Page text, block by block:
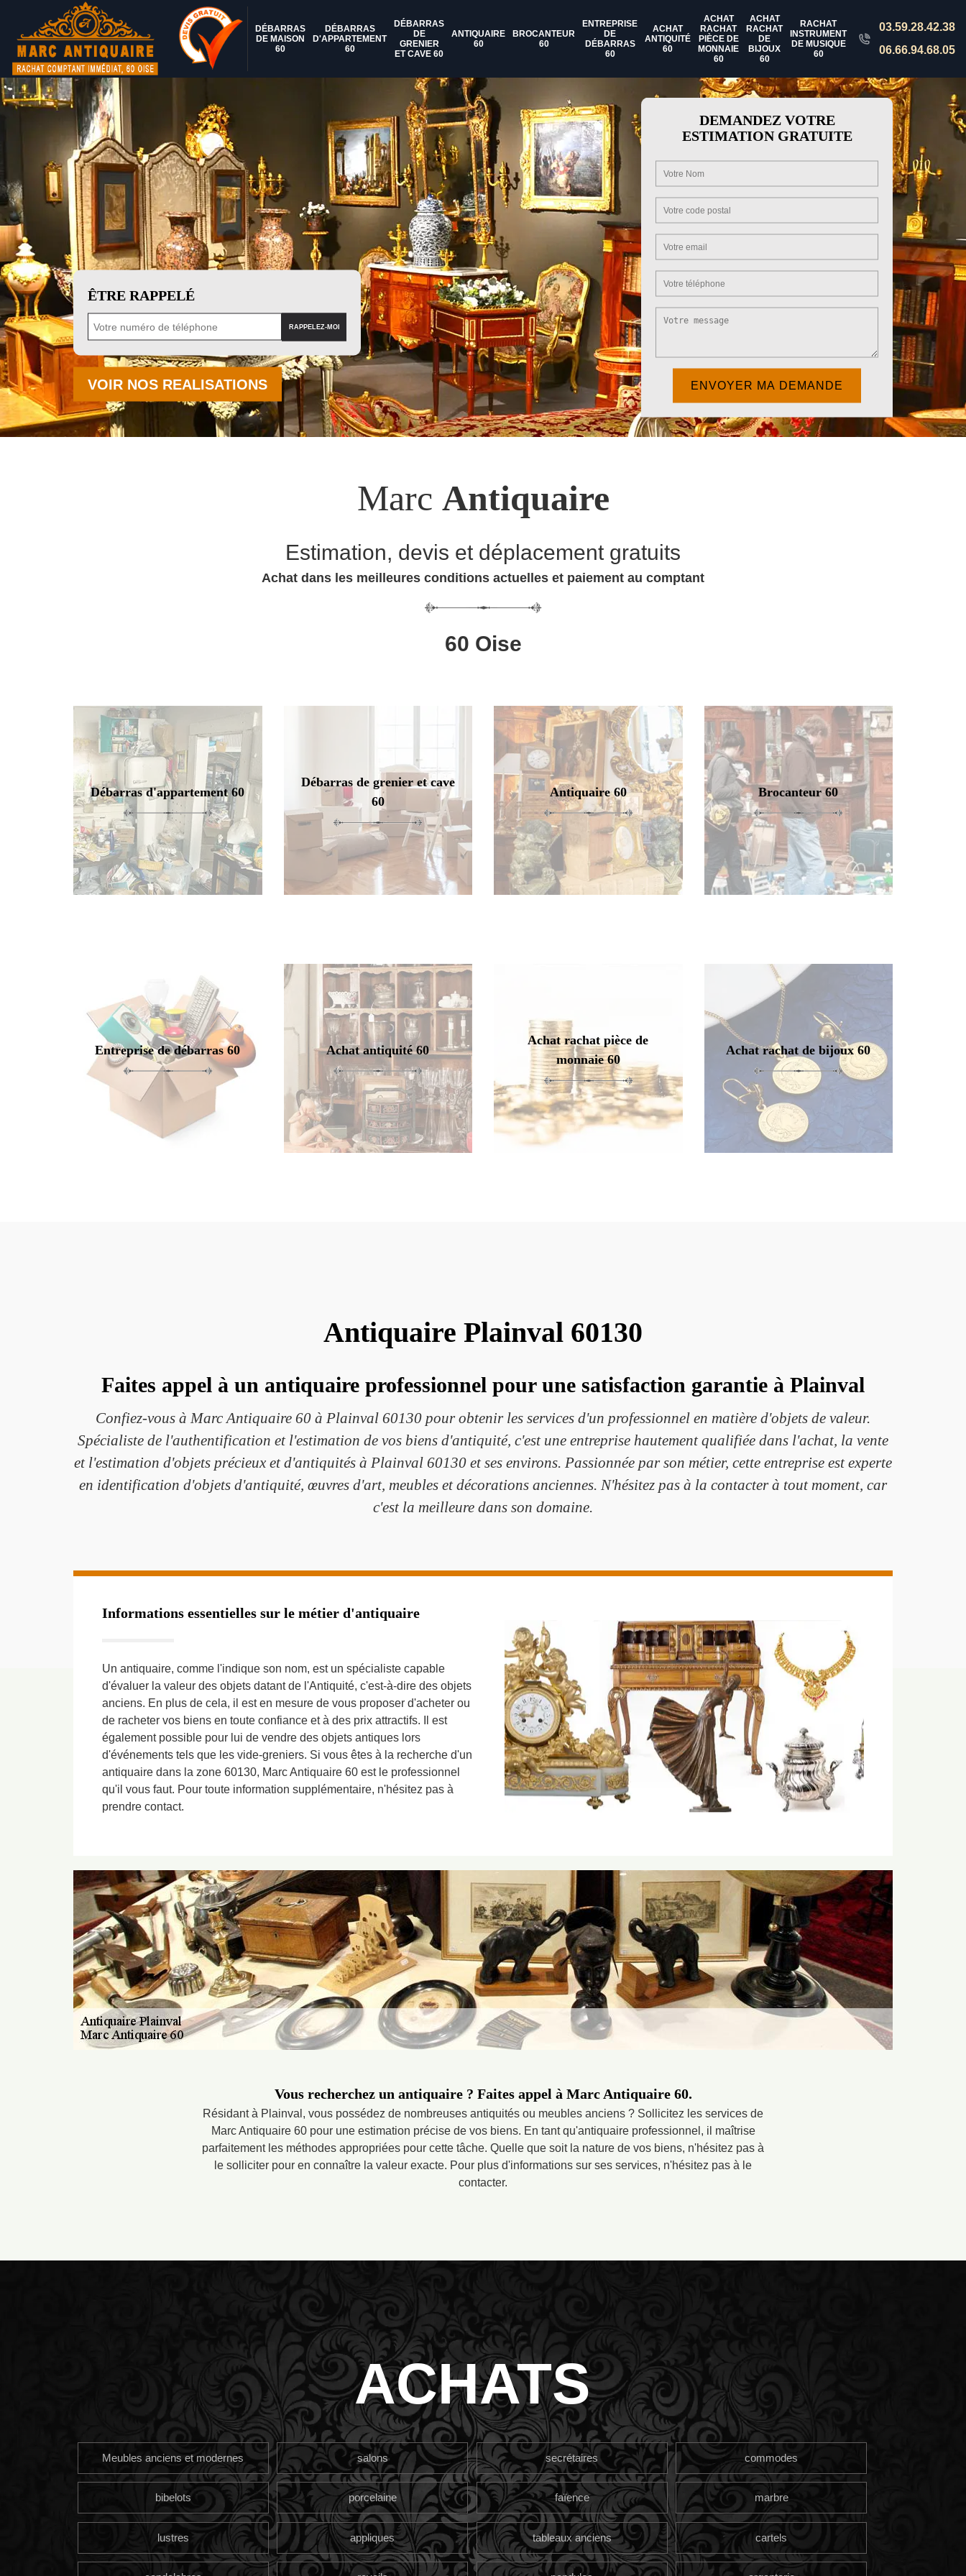
DÉBARRAS
DE MAISON
60
DÉBARRAS
D'APPARTEMENT
60
DÉBARRAS
DE
GRENIER
ET CAVE 60
ANTIQUAIRE
60
BROCANTEUR
60
ENTREPRISE
DE
DÉBARRAS
60
ACHAT
ANTIQUITÉ
60
ACHAT
RACHAT
PIÈCE DE
MONNAIE
60
ACHAT
RACHAT
DE
BIJOUX
60
RACHAT
INSTRUMENT
DE MUSIQUE
60
03.59.28.42.38
06.66.94.68.05
ÊTRE RAPPELÉ
VOIR NOS REALISATIONS
DEMANDEZ VOTRE
ESTIMATION GRATUITE
Marc Antiquaire
Estimation, devis et déplacement gratuits
Achat dans les meilleures conditions actuelles et paiement au comptant
60 Oise
Débarras d'appartement 60
Débarras de grenier et cave
60
Antiquaire 60 Brocanteur 60
Entreprise de débarras 60 Achat antiquité 60
Achat rachat pièce de
monnaie 60
Achat rachat de bijoux 60
Antiquaire Plainval 60130
Faites appel à un antiquaire professionnel pour une satisfaction garantie à Plainval
Confiez-vous à Marc Antiquaire 60 à Plainval 60130 pour obtenir les services d'un professionnel en matière d'objets de valeur.
Spécialiste de l'authentification et l'estimation de vos biens d'antiquité, c'est une entreprise hautement qualifiée dans l'achat, la vente
et l'estimation d'objets précieux et d'antiquités à Plainval 60130 et ses environs. Passionnée par son métier, cette entreprise est experte
en identification d'objets d'antiquité, œuvres d'art, meubles et décorations anciennes. N'hésitez pas à la contacter à tout moment, car
c'est la meilleure dans son domaine.
Informations essentielles sur le métier d'antiquaire
Un antiquaire, comme l'indique son nom, est un spécialiste capable
d'évaluer la valeur des objets datant de l'Antiquité, c'est-à-dire des objets
anciens. En plus de cela, il est en mesure de vous proposer d'acheter ou
de racheter vos biens en toute confiance et à des prix attractifs. Il est
également possible pour lui de vendre des objets antiques lors
d'événements tels que les vide-greniers. Si vous êtes à la recherche d'un
antiquaire dans la zone 60130, Marc Antiquaire 60 est le professionnel
qu'il vous faut. Pour toute information supplémentaire, n'hésitez pas à
prendre contact.
Vous recherchez un antiquaire ? Faites appel à Marc Antiquaire 60.
Résidant à Plainval, vous possédez de nombreuses antiquités ou meubles anciens ? Sollicitez les services de
Marc Antiquaire 60 pour une estimation précise de vos biens. En tant qu'antiquaire professionnel, il maîtrise
parfaitement les méthodes appropriées pour cette tâche. Quelle que soit la nature de vos biens, n'hésitez pas à
le solliciter pour en connaître la valeur exacte. Pour plus d'informations sur ses services, n'hésitez pas à le
contacter.
ACHATS
Meubles anciens et modernes salons secrétaires commodes
bibelots porcelaine faïence marbre
lustres appliques tableaux anciens cartels